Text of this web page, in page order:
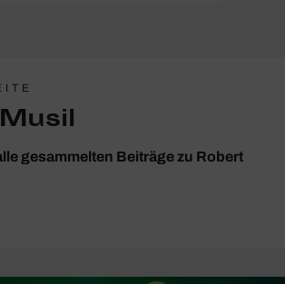
gesammelten Beiträge zu Robert